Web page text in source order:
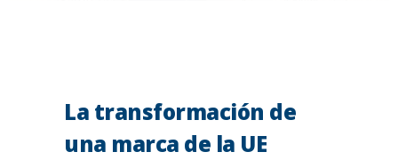
La transformación de
una marca de la UE